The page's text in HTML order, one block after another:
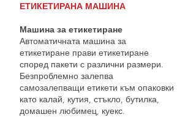
ЕТИКЕТИРАНА МАШИНА
Машина за етикетиране
Автоматичната машина за
етикетиране прави етикетиране
според пакети с различни размери.
Безпроблемно залепва
самозалепващи етикети към опаковки
като калай, кутия, стъкло, бутилка,
домашен любимец, куекс.